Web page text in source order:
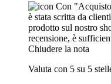
Con
è stata scritta da
prodotto sul nostro
recensione, è
Chiudere la nota
Valuta con 5 su 5